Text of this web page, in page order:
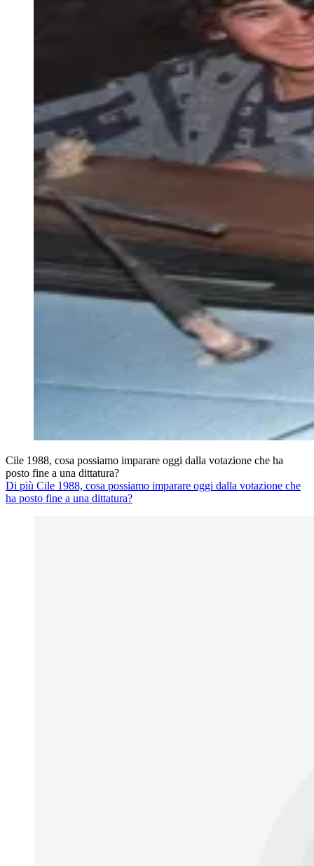
Cile 1988, cosa possiamo imparare oggi dalla votazione che ha
posto fine a una dittatura?
Di più Cile 1988, cosa possiamo imparare oggi dalla votazione che
ha posto fine a una dittatura?